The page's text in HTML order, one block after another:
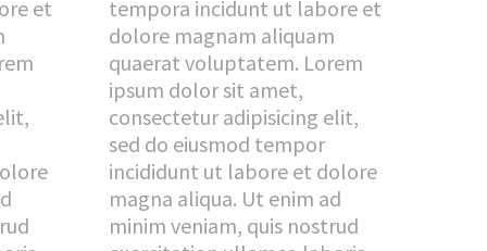
et
tempora incidunt ut labore et
dolore magnam aliquam
quaerat voluptatem. Lorem
ipsum dolor sit amet,
consectetur adipisicing elit,
sed do eiusmod tempor
incididunt ut labore et dolore
magna aliqua. Ut enim ad
minim veniam, quis nostrud